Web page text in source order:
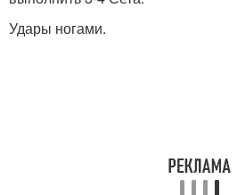
Удары ногами.